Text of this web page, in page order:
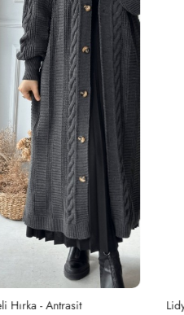
Lidya Hırka -Mavi